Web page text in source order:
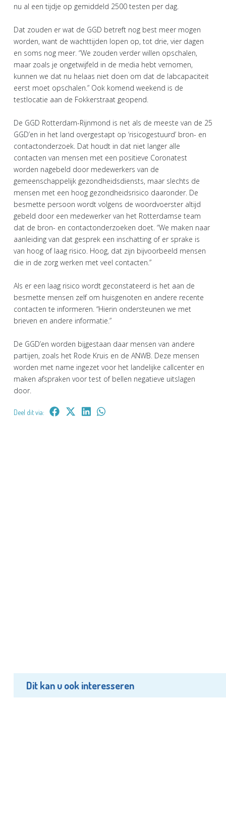
nu al een tijdje op gemiddeld 2500 testen per dag.
Dat zouden er wat de GGD betreft nog best meer mogen
worden, want de wachttijden lopen op, tot drie, vier dagen
en soms nog meer. “We zouden verder willen opschalen,
maar zoals je ongetwijfeld in de media hebt vernomen,
kunnen we dat nu helaas niet doen om dat de labcapaciteit
eerst moet opschalen.” Ook komend weekend is de
testlocatie aan de Fokkerstraat geopend.
De GGD Rotterdam-Rijnmond is net als de meeste van de 25
GGD’en in het land overgestapt op ‘risicogestuurd’ bron- en
contactonderzoek. Dat houdt in dat niet langer alle
contacten van mensen met een positieve Coronatest
worden nagebeld door medewerkers van de
gemeenschappelijk gezondheidsdiensts, maar slechts de
mensen met een hoog gezondheidsrisico daaronder. De
besmette persoon wordt volgens de woordvoerster altijd
gebeld door een medewerker van het Rotterdamse team
dat de bron- en contactonderzoeken doet. “We maken naar
aanleiding van dat gesprek een inschatting of er sprake is
van hoog of laag risico. Hoog, dat zijn bijvoorbeeld mensen
die in de zorg werken met veel contacten.”
Als er een laag risico wordt geconstateerd is het aan de
besmette mensen zelf om huisgenoten en andere recente
contacten te informeren. “Hierin ondersteunen we met
brieven en andere informatie.”
De GGD’en worden bijgestaan daar mensen van andere
partijen, zoals het Rode Kruis en de ANWB. Deze mensen
worden met name ingezet voor het landelijke callcenter en
maken afspraken voor test of bellen negatieve uitslagen
door.
Deel dit via:
Dit kan u ook interesseren